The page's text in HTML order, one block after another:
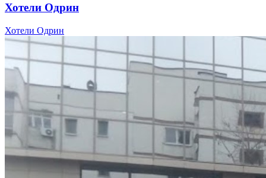
Хотели Одрин
Хотели Одрин